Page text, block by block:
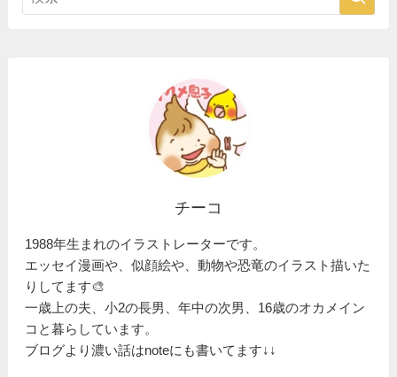
チーコ
1988年生まれのイラストレーターです。
エッセイ漫画や、似顔絵や、動物や恐竜のイラスト描いた
りしてます🎨
一歳上の夫、小2の長男、年中の次男、16歳のオカメイン
コと暮らしています。
ブログより濃い話はnoteにも書いてます↓↓